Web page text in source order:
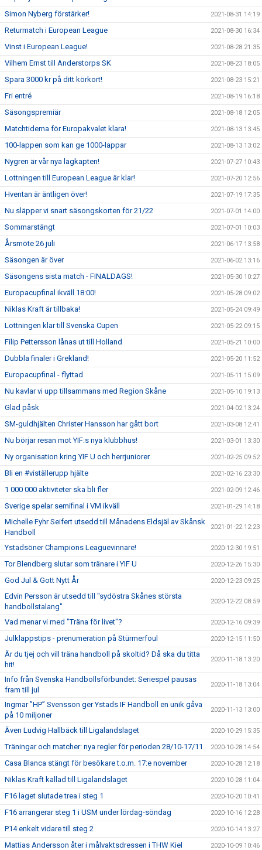
Simon Nyberg förstärker! 2021-08-31 14:19
Returmatch i European League 2021-08-30 16:34
Vinst i European League! 2021-08-28 21:35
Vilhem Ernst till Anderstorps SK 2021-08-23 18:05
Spara 3000 kr på ditt körkort! 2021-08-23 15:21
Fri entré 2021-08-19 16:18
Säsongspremiär 2021-08-18 12:05
Matchtiderna för Europakvalet klara! 2021-08-13 13:45
100-lappen som kan ge 1000-lappar 2021-08-13 13:02
Nygren är vår nya lagkapten! 2021-07-27 10:43
Lottningen till European League är klar! 2021-07-20 12:56
Hventan är äntligen över! 2021-07-19 17:35
Nu släpper vi snart säsongskorten för 21/22 2021-07-01 14:00
Sommarstängt 2021-07-01 10:03
Årsmöte 26 juli 2021-06-17 13:58
Säsongen är över 2021-06-02 13:16
Säsongens sista match - FINALDAGS! 2021-05-30 10:27
Europacupfinal ikväll 18:00! 2021-05-28 09:02
Niklas Kraft är tillbaka! 2021-05-24 09:49
Lottningen klar till Svenska Cupen 2021-05-22 09:15
Filip Pettersson lånas ut till Holland 2021-05-21 10:00
Dubbla finaler i Grekland! 2021-05-20 11:52
Europacupfinal - flyttad 2021-05-11 15:09
Nu kavlar vi upp tillsammans med Region Skåne 2021-05-10 19:13
Glad påsk 2021-04-02 13:24
SM-guldhjälten Christer Hansson har gått bort 2021-03-08 12:41
Nu börjar resan mot YIF:s nya klubbhus! 2021-03-01 13:30
Ny organisation kring YIF U och herrjuniorer 2021-02-25 09:52
Bli en #viställerupp hjälte 2021-02-16 23:30
1 000 000 aktiviteter ska bli fler 2021-02-09 12:46
Sverige spelar semifinal i VM ikväll 2021-01-29 14:18
Michelle Fyhr Seifert utsedd till Månadens Eldsjäl av Skånsk
Handboll
2021-01-22 12:23
Ystadsöner Champions Leaguevinnare! 2020-12-30 19:51
Tor Blendberg slutar som tränare i YIF U 2020-12-26 15:30
God Jul & Gott Nytt År 2020-12-23 09:25
Edvin Persson är utsedd till "sydöstra Skånes största
handbollstalang"
2020-12-22 08:59
Vad menar vi med "Träna för livet"? 2020-12-16 09:39
Julklappstips - prenumeration på Stürmerfoul 2020-12-15 11:50
Är du tjej och vill träna handboll på skoltid? Då ska du titta
hit!
2020-11-18 13:20
Info från Svenska Handbollsförbundet: Seriespel pausas
fram till jul
2020-11-18 13:04
Ingmar ”HP” Svensson ger Ystads IF Handboll en unik gåva
på 10 miljoner
2020-11-13 13:00
Även Ludvig Hallbäck till Ligalandslaget 2020-10-29 15:35
Träningar och matcher: nya regler för perioden 28/10-17/11 2020-10-28 14:54
Casa Blanca stängt för besökare t.o.m. 17:e november 2020-10-28 12:18
Niklas Kraft kallad till Ligalandslaget 2020-10-28 11:04
F16 laget slutade trea i steg 1 2020-10-20 10:41
F16 arrangerar steg 1 i USM under lördag-söndag 2020-10-16 12:28
P14 enkelt vidare till steg 2 2020-10-14 13:27
Mattias Andersson åter i målvaktsdressen i THW Kiel 2020-10-09 10:46